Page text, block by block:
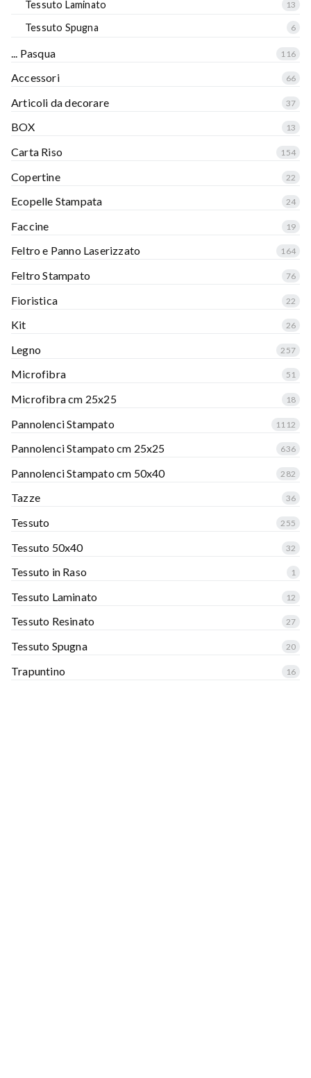
Tessuto Laminato 13
Tessuto Spugna 6
... Pasqua 116
Accessori 66
Articoli da decorare 37
BOX 13
Carta Riso 154
Copertine 22
Ecopelle Stampata 24
Faccine 19
Feltro e Panno Laserizzato 164
Feltro Stampato 76
Fioristica 22
Kit 26
Legno 257
Microfibra 51
Microfibra cm 25x25 18
Pannolenci Stampato 1112
Pannolenci Stampato cm 25x25 636
Pannolenci Stampato cm 50x40 282
Tazze 36
Tessuto 255
Tessuto 50x40 32
Tessuto in Raso 1
Tessuto Laminato 12
Tessuto Resinato 27
Tessuto Spugna 20
Trapuntino 16